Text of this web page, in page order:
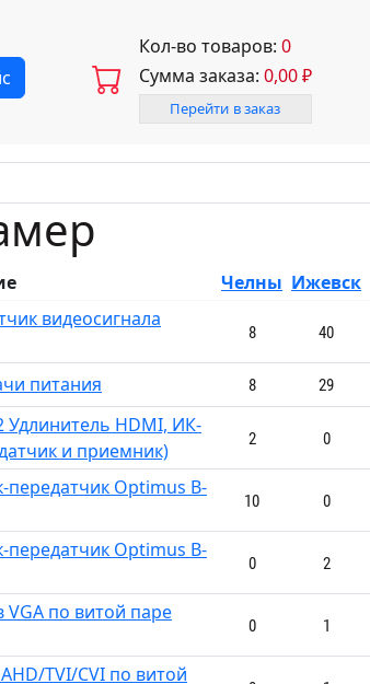
Кол-во товаров: 0
Сумма заказа: 0,00₽
Перейти в заказ
Челны Ижевск
видеосигнала
8 40
питания 8 29
Удлинитель HDMI, ИК-
и приемник)
2 0
Optimus B-
10 0
Optimus B-
0 2
по витой паре
0 1
TVI/CVI по витой